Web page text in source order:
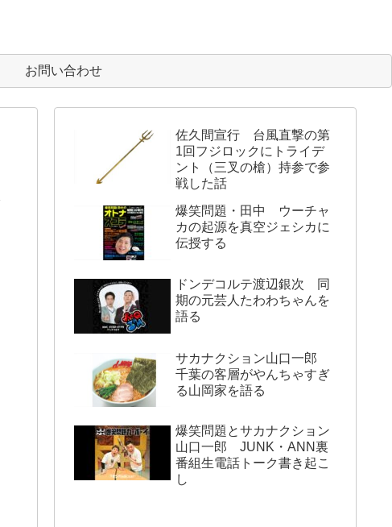
お問い合わせ
佐久間宣行 台風直撃の第
1回フジロックにトライデ
ント（三叉の槍）持参で参
戦した話
爆笑問題・田中 ウーチャ
カの起源を真空ジェシカに
伝授する
ドンデコルテ渡辺銀次 同
期の元芸人たわわちゃんを
語る
サカナクション山口一郎
千葉の客層がやんちゃすぎ
る山岡家を語る
爆笑問題とサカナクション
山口一郎 JUNK・ANN裏
番組生電話トーク書き起こ
し